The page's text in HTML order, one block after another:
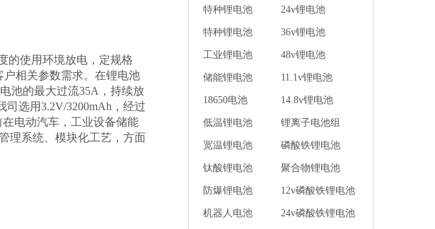
的使用环境放电，定规格
户相关参数需求。在锂电池
池的最大过流35A，持续放
选用3.2V/3200mAh，经过
电动汽车，工业设备储能
理系统、模块化工艺，方面
特种锂电池 24v锂电池
特种锂电池 36v锂电池
工业锂电池 48v锂电池
储能锂电池 11.1v锂电池
18650电池 14.8v锂电池
低温锂电池 锂离子电池组
宽温锂电池 磷酸铁锂电池
钛酸锂电池 聚合物锂电池
防爆锂电池 12v磷酸铁锂电池
机器人电池 24v磷酸铁锂电池